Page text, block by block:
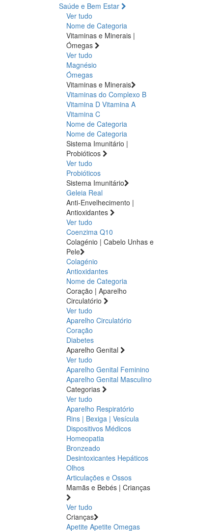
Saúde e Bem Estar
Ver tudo
Nome de Categoria
Vitaminas e Minerais |
Ómegas
Ver tudo
Magnésio
Ómegas
Vitaminas e Minerais
Vitaminas do Complexo B
Vitamina D Vitamina A
Vitamina C
Nome de Categoria
Nome de Categoria
Sistema Imunitário |
Probióticos
Ver tudo
Probióticos
Sistema Imunitário
Geleia Real
Anti-Envelhecimento |
Antioxidantes
Ver tudo
Coenzima Q10
Colagénio | Cabelo Unhas e
Pele
Colagénio
Antioxidantes
Nome de Categoria
Coração | Aparelho
Circulatório
Ver tudo
Aparelho Circulatório
Coração
Diabetes
Aparelho Genital
Ver tudo
Aparelho Genital Feminino
Aparelho Genital Masculino
Categorias
Ver tudo
Aparelho Respiratório
Rins | Bexiga | Vesícula
Dispositivos Médicos
Homeopatia
Bronzeado
Desintoxicantes Hepáticos
Olhos
Articulações e Ossos
Mamãs e Bebés | Crianças
Ver tudo
Crianças
Apetite Apetite Omegas